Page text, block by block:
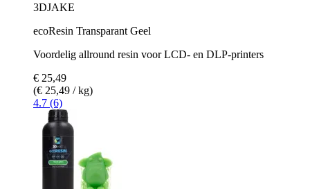
3DJAKE
ecoResin Transparant Geel
Voordelig allround resin voor LCD- en DLP-printers
€ 25,49
(€ 25,49 / kg)
4.7 (6)